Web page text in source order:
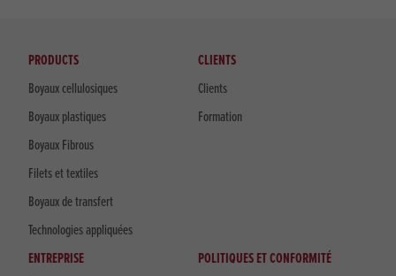
PRODUCTS
Boyaux cellulosiques
Boyaux plastiques
Boyaux Fibrous
Filets et textiles
Boyaux de transfert
Technologies appliquées
CLIENTS
Clients
Formation
ENTREPRISE
POLITIQUES ET CONFORMITÉ